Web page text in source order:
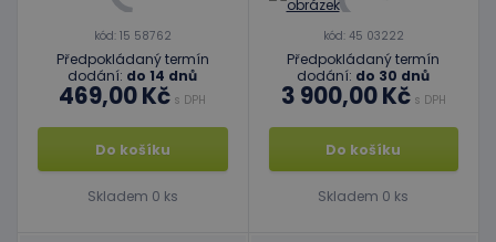
kód: 15 58762
Předpokládaný termín
dodání: do 14 dnů
469,00 Kč s DPH
Do košíku
Skladem 0 ks
kód: 45 03222
Předpokládaný termín
dodání: do 30 dnů
3 900,00 Kčs DPH
Do košíku
Skladem 0 ks